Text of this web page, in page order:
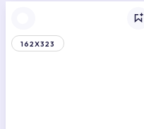
162X323